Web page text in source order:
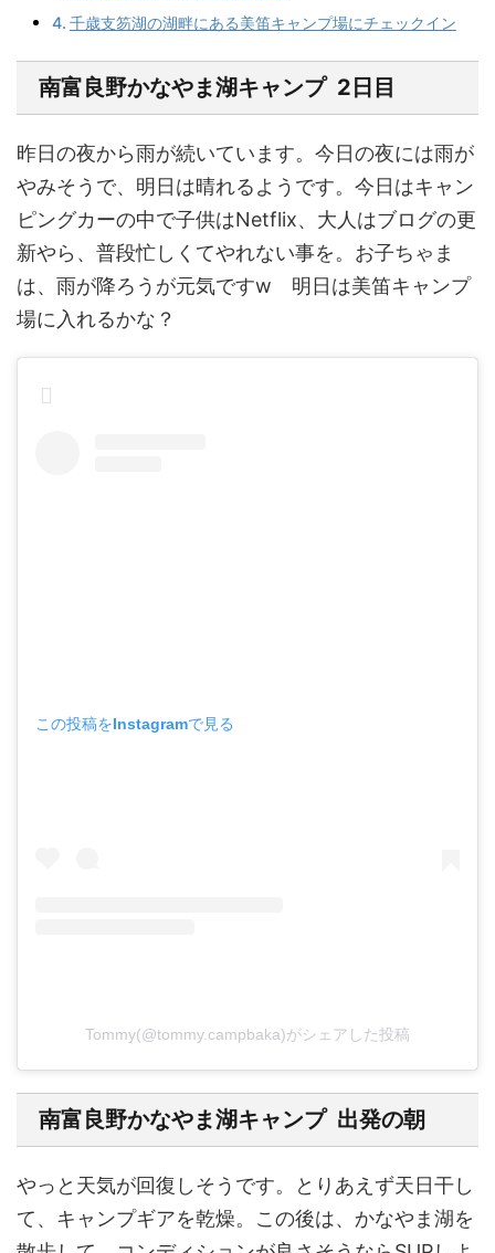
千歳支笏湖の湖畔にある美笛キャンプ場にチェックイン
南富良野かなやま湖キャンプ 2日目
昨日の夜から雨が続いています。今日の夜には雨が
やみそうで、明日は晴れるようです。今日はキャン
ピングカーの中で子供はNetflix、大人はブログの更
新やら、普段忙しくてやれない事を。お子ちゃま
は、雨が降ろうが元気ですw 明日は美笛キャンプ
場に入れるかな？
この投稿をInstagramで見る
Tommy(@tommy.campbaka)がシェアした投稿
南富良野かなやま湖キャンプ 出発の朝
やっと天気が回復しそうです。とりあえず天日干し
て、キャンプギアを乾燥。この後は、かなやま湖を